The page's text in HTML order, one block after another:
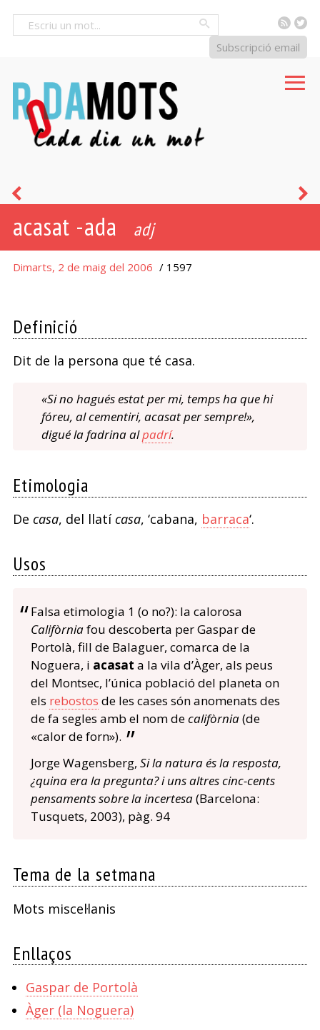
RSS
Subscripció email
acasat -ada adj
Dimarts, 2 de maig del 2006 / 1597
Definició
Dit de la persona que té casa.
«Si no hagués estat per mi, temps ha que hi
fóreu, al cementiri, acasat per sempre!»,
digué la fadrina alpadrí.
Etimologia
De casa, del llatícasa, ‘cabana, barraca‘.
Usos
Falsa etimologia 1 (o no?): la calorosa
Califòrniafou descoberta per Gaspar de
Portolà, fill de Balaguer, comarca de la
Noguera, i acasat a la vila d’Àger, als peus
del Montsec, l’única població del planeta on
els rebostos de les cases són anomenats des
de fa segles amb el nom decalifòrnia(de
«calor de forn»).
Jorge Wagensberg, Si la natura és la resposta,
¿quina era la pregunta? i uns altres cinc-cents
pensaments sobre la incertesa(Barcelona:
Tusquets, 2003), pàg. 94
Tema de la setmana
Mots miscel·lanis
Enllaços
Gaspar de Portolà
Àger (la Noguera)
tenir-
se-
les